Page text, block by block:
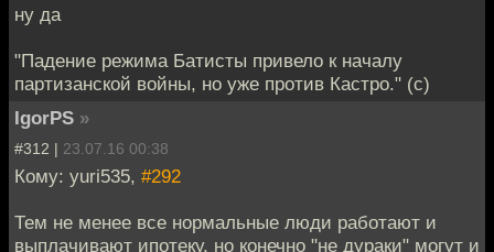
ну да
"Падение режима Батисты привело к началу
партизанской войны, но уже против Кастро." (c)
IgorPS »
#312 | 23.07.16 00:38
Кому: yuri535, #292
Тем не менее все нормальные люди работают и
выплачивают ипотеку, но конечно "не дураки" могут и